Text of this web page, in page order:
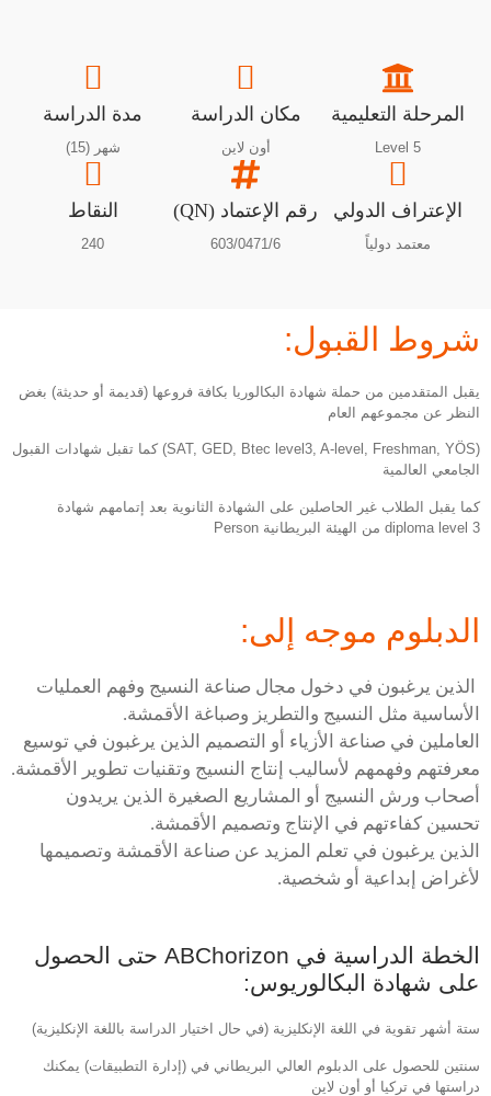
المرحلة التعليمية
Level 5
مكان الدراسة
أون لاين
مدة الدراسة
شهر (15)
الإعتراف الدولي
معتمد دولياً
رقم الإعتماد (QN)
603/0471/6
النقاط
240
شروط القبول:
يقبل المتقدمين من حملة شهادة البكالوريا بكافة فروعها (قديمة أو حديثة) بغض
النظر عن مجموعهم العام
(SAT, GED, Btec level3, A-level, Freshman, YÖS) كما تقبل شهادات القبول
الجامعي العالمية
كما يقبل الطلاب غير الحاصلين على الشهادة الثانوية بعد إتمامهم شهادة
diploma level 3 من الهيئة البريطانية Person
الدبلوم موجه إلى:
الذين يرغبون في دخول مجال صناعة النسيج وفهم العمليات
الأساسية مثل النسيج والتطريز وصباغة الأقمشة.
العاملين في صناعة الأزياء أو التصميم الذين يرغبون في توسيع
معرفتهم وفهمهم لأساليب إنتاج النسيج وتقنيات تطوير الأقمشة.
أصحاب ورش النسيج أو المشاريع الصغيرة الذين يريدون
تحسين كفاءتهم في الإنتاج وتصميم الأقمشة.
الذين يرغبون في تعلم المزيد عن صناعة الأقمشة وتصميمها
لأغراض إبداعية أو شخصية.
الخطة الدراسية في ABChorizon حتى الحصول
على شهادة البكالوريوس:
ستة أشهر تقوية في اللغة الإنكليزية (في حال اختيار الدراسة باللغة الإنكليزية)
سنتين للحصول على الدبلوم العالي البريطاني في (إدارة التطبيقات) يمكنك
دراستها في تركيا أو أون لاين